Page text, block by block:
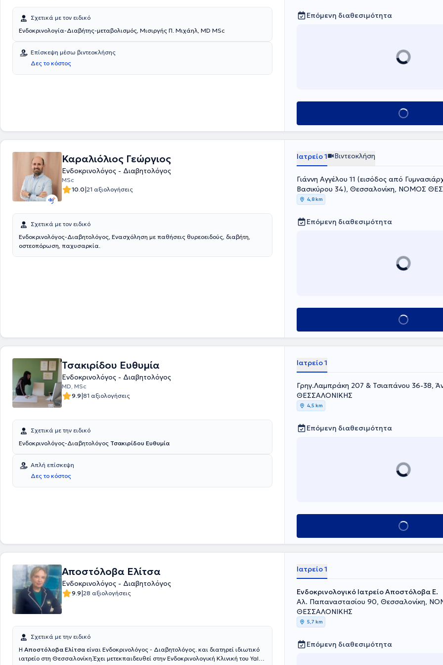
Σχετικά με τον ειδικό
Ενδοκρινολογία-Διαβήτης-μεταβολισμός, Μισιργής Π. Μιχάηλ, MD MSc
Επίσκεψη μέσω βιντεοκλήσης
Δες το κόστος
Επόμενη διαθεσιμότητα
Κλείσε ραντεβού
Καραλιόλιος Γεώργιος
Ενδοκρινολόγος - Διαβητολόγος
MSc
10.0|21 αξιολογήσεις
Σχετικά με τον ειδικό
Ενδοκρινολόγος-Διαβητολόγος, Ενασχόληση με παθήσεις θυρεοειδούς, διαβήτη,
οστεοπόρωση, παχυσαρκία.
Ιατρείο 1 Βιντεοκλήση
Γιάννη Αγγέλου 11 (εισόδος από
Βασικύρου 34), Θεσσαλονίκη, ΝΟΜΟΣ
4,8 km
Επόμενη διαθεσιμότητα
Κλείσε ραντεβού
Τσακιρίδου Ευθυμία
Ενδοκρινολόγος - Διαβητολόγος
MD, MSc
9.9|81 αξιολογήσεις
Σχετικά με την ειδικό
Ενδοκρινολόγος-Διαβητολόγος Τσακιρίδου Ευθυμία
Απλή επίσκεψη
Δες το κόστος
Ιατρείο 1
Γρηγ.Λαμπράκη 207 & Τσιαπάνου 36-38,
ΘΕΣΣΑΛΟΝΙΚΗΣ
4,5 km
Επόμενη διαθεσιμότητα
Κλείσε ραντεβού
Αποστόλοβα Ελίτσα
Ενδοκρινολόγος - Διαβητολόγος
9.9|28 αξιολογήσεις
Σχετικά με την ειδικό
Η Αποστόλοβα Ελίτσα είναι Ενδοκρινολόγος - Διαβητολόγος. και διατηρεί ιδιωτικό
ιατρείο στη Θεσσαλονίκη.Έχει μετεκπαιδευθεί στην Ενδοκρινολογική Κλινική του Yale
Ιατρείο 1
Ενδοκρινολογικό Ιατρείο Αποστόλοβα Ε.
Αλ. Παπαναστασίου 90, Θεσσαλονίκη,
ΘΕΣΣΑΛΟΝΙΚΗΣ
5,7 km
Επόμενη διαθεσιμότητα